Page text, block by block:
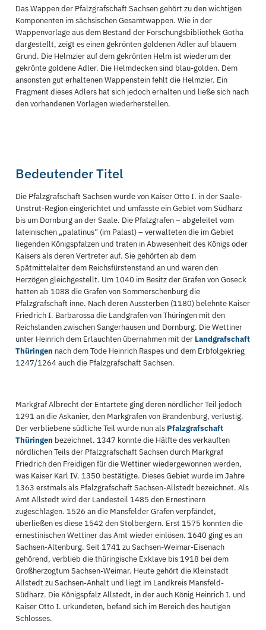
Das Wappen der Pfalzgrafschaft Sachsen gehört zu den wichtigen
Komponenten im sächsischen Gesamtwappen. Wie in der
Wappenvorlage aus dem Bestand der Forschungsbibliothek Gotha
dargestellt, zeigt es einen gekrönten goldenen Adler auf blauem
Grund. Die Helmzier auf dem gekrönten Helm ist wiederum der
gekrönte goldene Adler. Die Helmdecken sind blau-golden. Dem
ansonsten gut erhaltenen Wappenstein fehlt die Helmzier. Ein
Fragment dieses Adlers hat sich jedoch erhalten und ließe sich nach
den vorhandenen Vorlagen wiederherstellen.
Bedeutender Titel
Die Pfalzgrafschaft Sachsen wurde von Kaiser Otto I. in der Saale-
Unstrut-Region eingerichtet und umfasste ein Gebiet vom Südharz
bis um Dornburg an der Saale. Die Pfalzgrafen – abgeleitet vom
lateinischen „palatinus“ (im Palast) – verwalteten die im Gebiet
liegenden Königspfalzen und traten in Abwesenheit des Königs oder
Kaisers als deren Vertreter auf. Sie gehörten ab dem
Spätmittelalter dem Reichsfürstenstand an und waren den
Herzögen gleichgestellt. Um 1040 im Besitz der Grafen von Goseck
hatten ab 1088 die Grafen von Sommerschenburg die
Pfalzgrafschaft inne. Nach deren Aussterben (1180) belehnte Kaiser
Friedrich I. Barbarossa die Landgrafen von Thüringen mit den
Reichslanden zwischen Sangerhausen und Dornburg. Die Wettiner
unter Heinrich dem Erlauchten übernahmen mit der Landgrafschaft
Thüringen nach dem Tode Heinrich Raspes und dem Erbfolgekrieg
1247/1264 auch die Pfalzgrafschaft Sachsen.
Markgraf Albrecht der Entartete ging deren nördlicher Teil jedoch
1291 an die Askanier, den Markgrafen von Brandenburg, verlustig.
Der verbliebene südliche Teil wurde nun als Pfalzgrafschaft
Thüringen bezeichnet. 1347 konnte die Hälfte des verkauften
nördlichen Teils der Pfalzgrafschaft Sachsen durch Markgraf
Friedrich den Freidigen für die Wettiner wiedergewonnen werden,
was Kaiser Karl IV. 1350 bestätigte. Dieses Gebiet wurde im Jahre
1363 erstmals als Pfalzgrafschaft Sachsen-Allstedt bezeichnet. Als
Amt Allstedt wird der Landesteil 1485 den Ernestinern
zugeschlagen. 1526 an die Mansfelder Grafen verpfändet,
überließen es diese 1542 den Stolbergern. Erst 1575 konnten die
ernestinischen Wettiner das Amt wieder einlösen. 1640 ging es an
Sachsen-Altenburg. Seit 1741 zu Sachsen-Weimar-Eisenach
gehörend, verblieb die thüringische Exklave bis 1918 bei dem
Großherzogtum Sachsen-Weimar. Heute gehört die Kleinstadt
Allstedt zu Sachsen-Anhalt und liegt im Landkreis Mansfeld-
Südharz. Die Königspfalz Allstedt, in der auch König Heinrich I. und
Kaiser Otto I. urkundeten, befand sich im Bereich des heutigen
Schlosses.